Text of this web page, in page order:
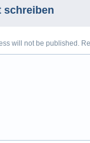
schreiben
will not be published.